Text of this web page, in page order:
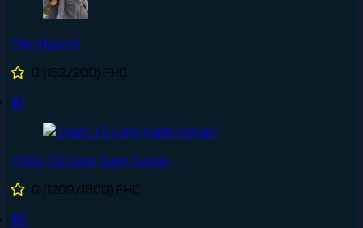
Tiên Nghịch
0 (152/200) FHD
#1
Thám Tử Lừng Danh Conan
0 (1209/1500) FHD
#2